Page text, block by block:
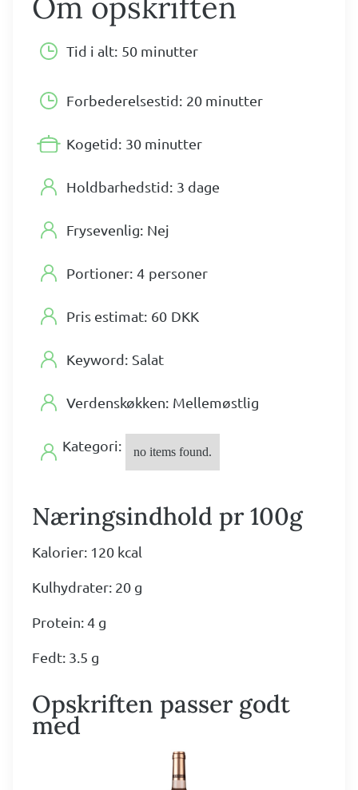
Tid i alt: 50 minutter
Forbederelsestid: 20 minutter
Kogetid: 30 minutter
Holdbarhedstid: 3 dage
Frysevenlig: Nej
Portioner: 4 personer
Pris estimat: 60 DKK
Keyword: Salat
Verdenskøkken: Mellemøstlig
Kategori: no items found.
Næringsindhold pr 100g
Kalorier: 120 kcal
Kulhydrater: 20 g
Protein: 4 g
Fedt: 3.5 g
Opskriften passer godt
med